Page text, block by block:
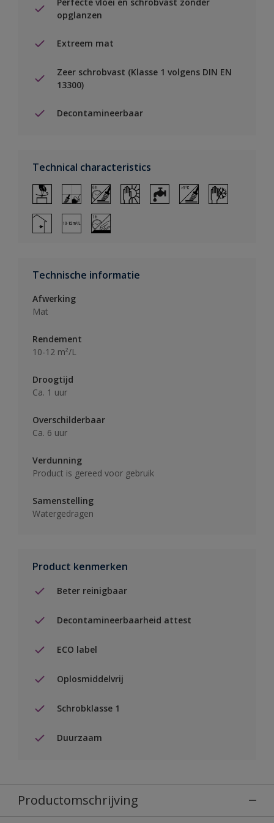
opglanzen
Extreem mat
Zeer schrobvast (Klasse 1 volgens DIN EN
13300)
Decontamineerbaar
Technical characteristics
Technische informatie
Afwerking
Mat
Rendement
10-12 m²/L
Droogtijd
Ca. 1 uur
Overschilderbaar
Ca. 6 uur
Verdunning
Product is gereed voor gebruik
Samenstelling
Watergedragen
Product kenmerken
Beter reinigbaar
Decontamineerbaarheid attest
ECO label
Oplosmiddelvrij
Schrobklasse 1
Duurzaam
Productomschrijving